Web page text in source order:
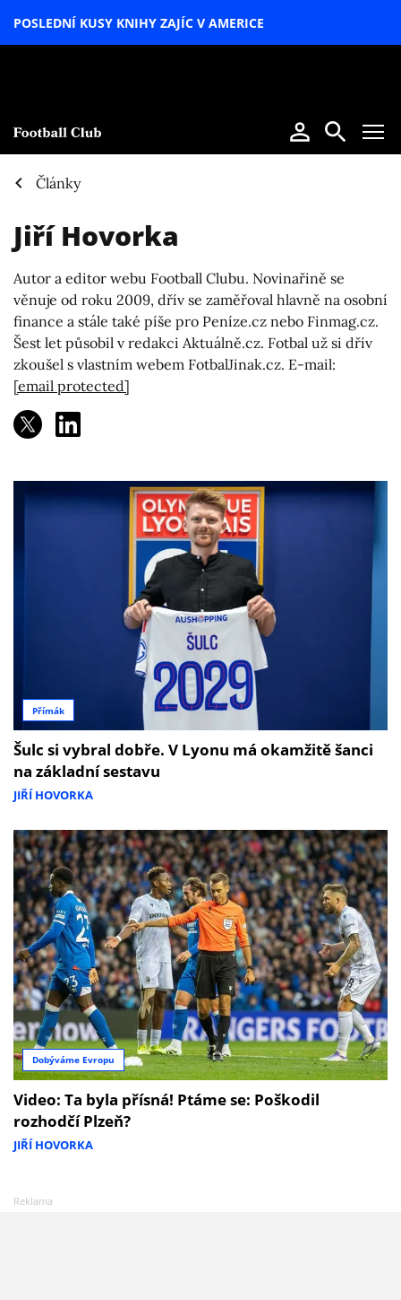
POSLEDNÍ KUSY KNIHY ZAJÍC V AMERICE
Články
Jiří Hovorka
Autor a editor webu Football Clubu. Novinařině se
věnuje od roku 2009, dřív se zaměřoval hlavně na osobní
finance a stále také píše pro Peníze.cz nebo Finmag.cz.
Šest let působil v redakci Aktuálně.cz. Fotbal už si dřív
zkoušel s vlastním webem FotbalJinak.cz. E-mail:
[email protected]
Přímák
Šulc si vybral dobře. V Lyonu má okamžitě šanci
na základní sestavu
JIŘÍ HOVORKA
Dobýváme Evropu
Video: Ta byla přísná! Ptáme se: Poškodil
rozhodčí Plzeň?
JIŘÍ HOVORKA